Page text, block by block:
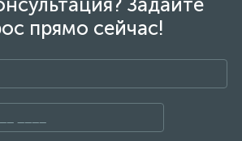
прямо сейчас!